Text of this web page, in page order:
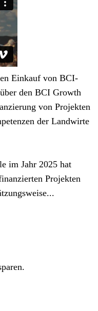
Einkauf von BCI-
den BCI Growth
von Projekten
der Landwirte
im Jahr 2025 hat
Projekten